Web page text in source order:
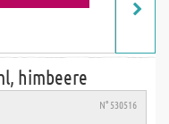
himbeere
N° 530516